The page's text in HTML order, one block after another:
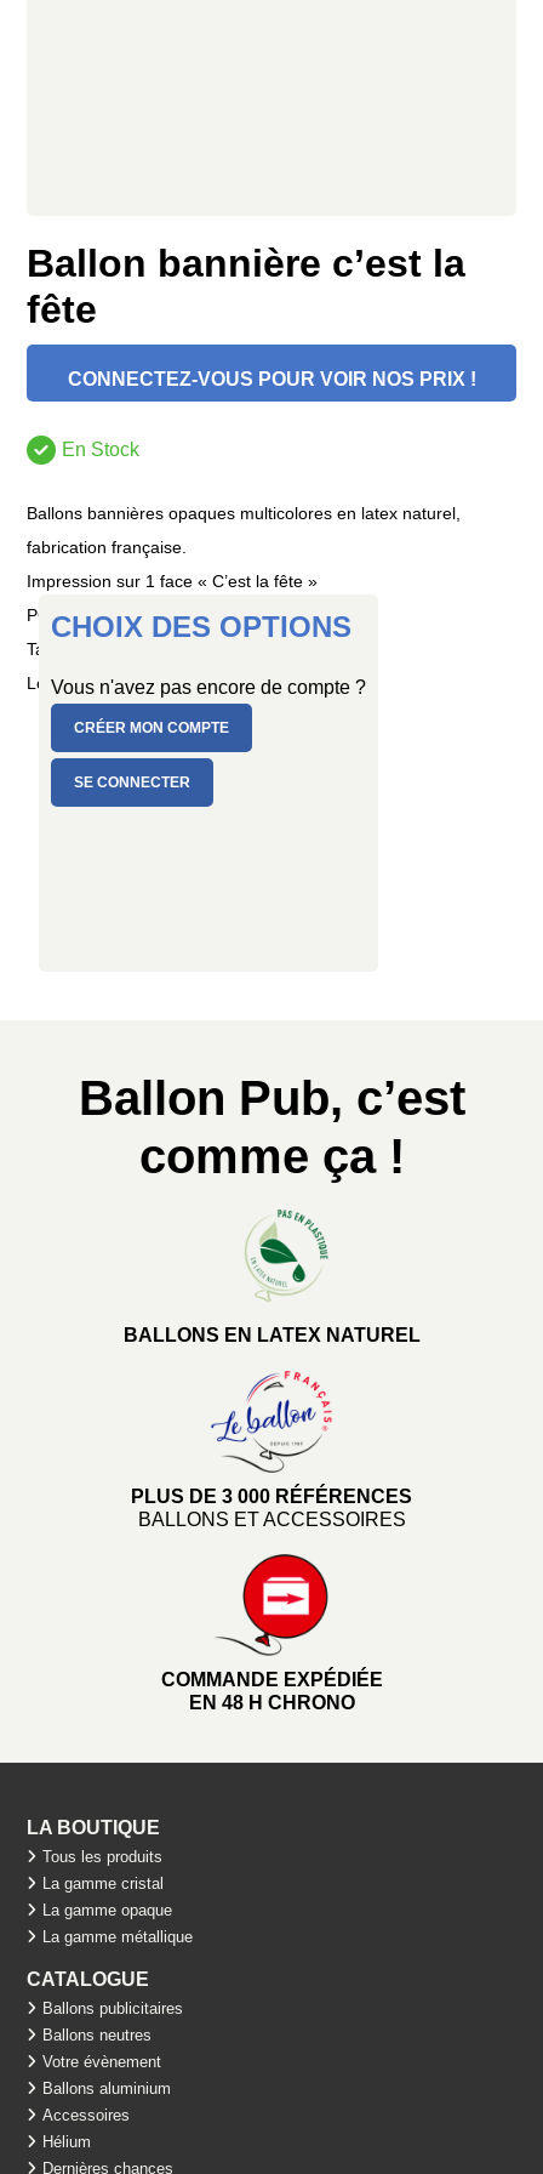
Ballon bannière c’est la
fête
CONNECTEZ-VOUS POUR VOIR NOS PRIX !
En Stock
Ballons bannières opaques multicolores en latex naturel,
fabrication française.
Impression sur 1 face « C’est la fête »
PC de 5 ballons
Taille : Ø 15 cm
Longueur : 1,30 mètre
CHOIX DES OPTIONS
Vous n'avez pas encore de compte ?
CRÉER MON COMPTE
SE CONNECTER
Ballon Pub, c’est
comme ça !
BALLONS EN LATEX NATUREL
PLUS DE 3 000 RÉFÉRENCES
BALLONS ET ACCESSOIRES
COMMANDE EXPÉDIÉE
EN 48 H CHRONO
LA BOUTIQUE
Tous les produits
La gamme cristal
La gamme opaque
La gamme métallique
CATALOGUE
Ballons publicitaires
Ballons neutres
Votre évènement
Ballons aluminium
Accessoires
Hélium
Dernières chances